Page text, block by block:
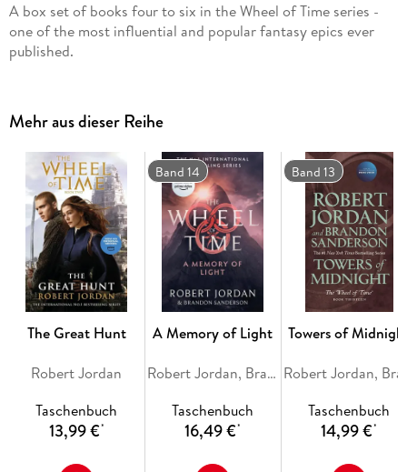
A box set of books four to six in the Wheel of Time series -
one of the most influential and popular fantasy epics ever
published.
Mehr aus dieser Reihe
The Great Hunt
Robert Jordan
Taschenbuch
13,99 €*
Band 14
A Memory of Light
Robert Jordan, Brandon Sanderson
Taschenbuch
16,49 €*
Band 13
Towers of
Taschenbuch
14,99 €*